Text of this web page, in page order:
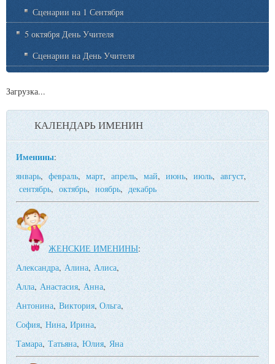
Сценарии на 1 Сентября
5 октября День Учителя
Сценарии на День Учителя
Загрузка...
КАЛЕНДАРЬ ИМЕНИН
Именины:
январь, февраль, март, апрель,май, июнь, июль,август,
сентябрь,октябрь, ноябрь,декабрь
ЖЕНСКИЕ ИМЕНИНЫ:
Александра,Алина,Алиса,
Алла,Анастасия,Анна,
Антонина,Виктория, Ольга,
София,Нина, Ирина,
Тамара,Татьяна,Юлия,Яна